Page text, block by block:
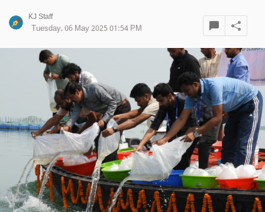
KJ Staff
Tuesday, 06 May 2025 01:54 PM